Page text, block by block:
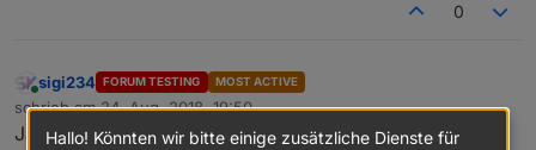
0
Online
sigi234 FORUM TESTING MOST ACTIVE
schrieb am24. Aug. 2018, 19:50
zuletzt editiert von
Ja, und das Skript(Auszug davon) …...
Hallo! Könnten wir bitte einige zusätzliche Dienste für